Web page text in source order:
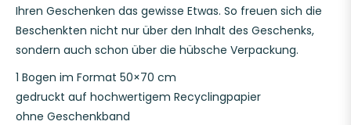
Ihren Geschenken das gewisse Etwas. So freuen sich die
Beschenkten nicht nur über den Inhalt des Geschenks,
sondern auch schon über die hübsche Verpackung.
1 Bogen im Format 50×70 cm
gedruckt auf hochwertigem Recyclingpapier
ohne Geschenkband